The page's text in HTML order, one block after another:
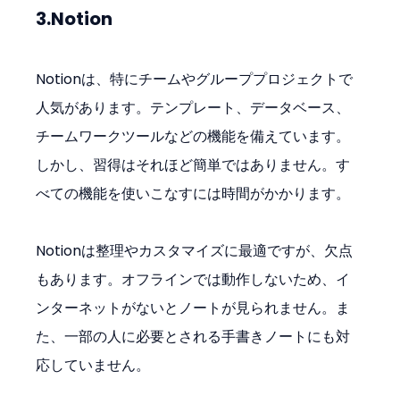
3.Notion
Notionは、特にチームやグループプロジェクトで
人気があります。テンプレート、データベース、
チームワークツールなどの機能を備えています。
しかし、習得はそれほど簡単ではありません。す
べての機能を使いこなすには時間がかかります。
Notionは整理やカスタマイズに最適ですが、欠点
もあります。オフラインでは動作しないため、イ
ンターネットがないとノートが見られません。ま
た、一部の人に必要とされる手書きノートにも対
応していません。